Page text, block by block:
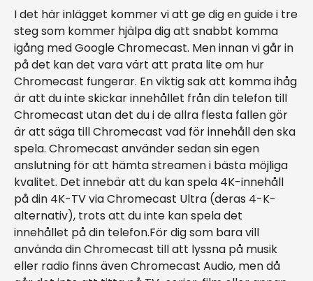
I det här inlägget kommer vi att ge dig en guide i tre
steg som kommer hjälpa dig att snabbt komma
igång med Google Chromecast. Men innan vi går in
på det kan det vara värt att prata lite om hur
Chromecast fungerar. En viktig sak att komma ihåg
är att du inte skickar innehållet från din telefon till
Chromecast utan det du i de allra flesta fallen gör
är att säga till Chromecast vad för innehåll den ska
spela. Chromecast använder sedan sin egen
anslutning för att hämta streamen i bästa möjliga
kvalitet. Det innebär att du kan spela 4K-innehåll
på din 4K-TV via Chromecast Ultra (deras 4-K-
alternativ), trots att du inte kan spela det
innehållet på din telefon.För dig som bara vill
använda din Chromecast till att lyssna på musik
eller radio finns även Chromecast Audio, men då